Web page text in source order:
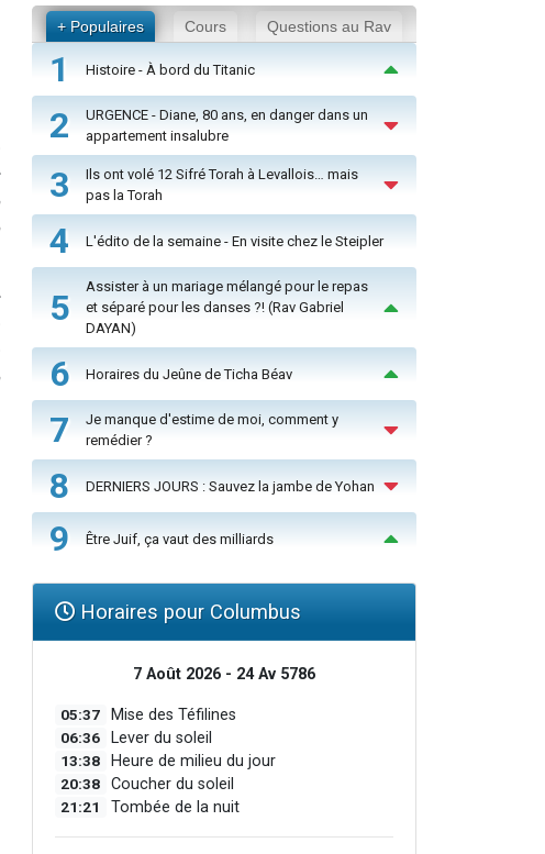
+ Populaires Cours Questions au Rav
1 Histoire - À bord du Titanic
2
URGENCE - Diane, 80 ans, en danger dans un
appartement insalubre
3
Ils ont volé 12 Sifré Torah à Levallois… mais
pas la Torah
4 L'édito de la semaine - En visite chez le Steipler
5
Assister à un mariage mélangé pour le repas
et séparé pour les danses ?! (Rav Gabriel
DAYAN)
6 Horaires du Jeûne de Ticha Béav
7
Je manque d'estime de moi, comment y
remédier ?
8 DERNIERS JOURS : Sauvez la jambe de Yohan
9 Être Juif, ça vaut des milliards
Horaires pour Columbus
7 Août 2026 - 24 Av 5786
05:37 Mise des Téfilines
06:36 Lever du soleil
13:38 Heure de milieu du jour
20:38 Coucher du soleil
21:21 Tombée de la nuit